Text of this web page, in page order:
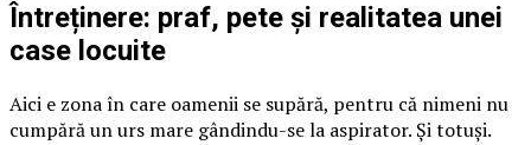
Întreținere: praf, pete și realitatea unei
case locuite
Aici e zona în care oamenii se supără, pentru că nimeni nu
cumpără un urs mare gândindu-se la aspirator. Și totuși.